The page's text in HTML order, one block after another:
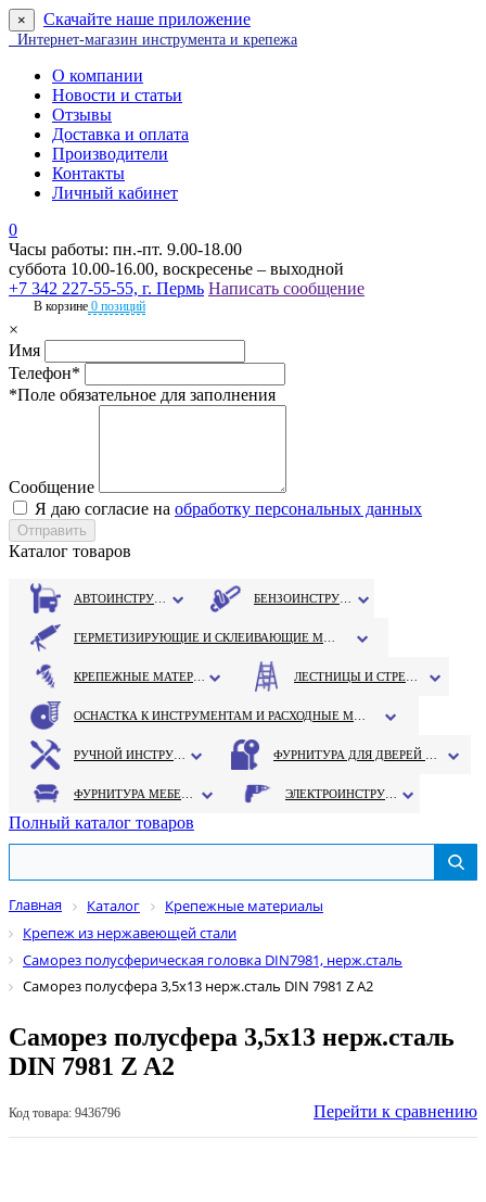
× Скачайте наше приложение
Интернет-магазин инструмента и крепежа
О компании
Новости и статьи
Отзывы
Доставка и оплата
Производители
Контакты
Личный кабинет
0
Часы работы: пн.-пт. 9.00-18.00
суббота 10.00-16.00, воскресенье – выходной
+7 342 227-55-55, г. Пермь Написать сообщение
В корзине 0 позиций
×
Имя
Телефон*
*Поле обязательное для заполнения
Сообщение
Я даю согласие на обработку персональных данных
Каталог товаров
Полный каталог товаров
Главная Каталог
Крепежные материалы
Крепеж из нержавеющей стали
Саморез полусферическая головка DIN7981, нерж.сталь
Саморез полусфера 3,5х13 нерж.сталь DIN 7981 Z A2
Саморез полусфера 3,5х13 нерж.сталь
DIN 7981 Z A2
Код товара: 9436796 Перейти к сравнению